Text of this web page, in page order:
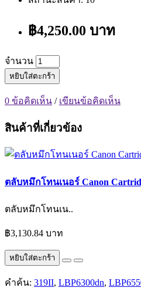
฿4,250.00 บาท
จำนวน
หยิบใส่ตะกร้า
0 ข้อคิดเห็น / เขียนข้อคิดเห็น
สินค้าที่เกี่ยวข้อง
ตลับหมึกโทนเนอร์ Canon
ตลับหมึกโทนเน..
฿3,130.84 บาท
หยิบใส่ตะกร้า
คำค้น: 319II, LBP6300dn,